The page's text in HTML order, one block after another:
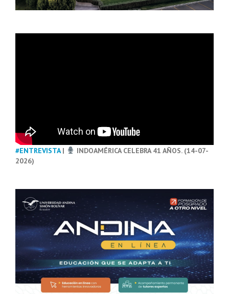
#ENTREVISTA|
INDOAMÉRICA CELEBRA 41 AÑOS. (14-07-
2026)